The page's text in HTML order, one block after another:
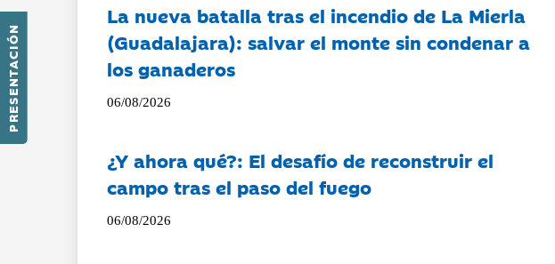
PRESENTACIÓN
La nueva batalla tras el incendio de La Mierla
(Guadalajara): salvar el monte sin condenar a
los ganaderos
06/08/2026
¿Y ahora qué?: El desafío de reconstruir el
campo tras el paso del fuego
06/08/2026